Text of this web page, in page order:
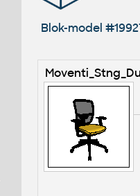
Blok-model